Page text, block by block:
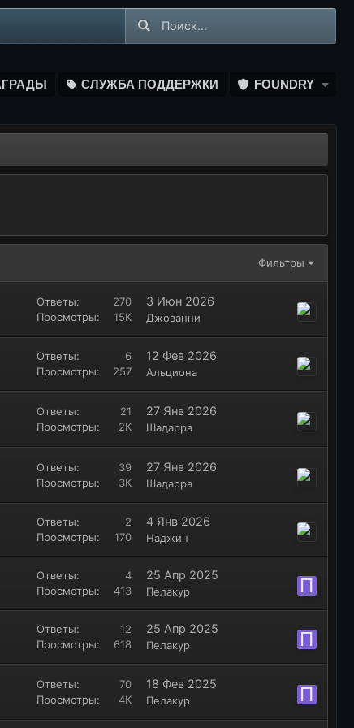
СЛУЖБА ПОДДЕРЖКИ FOUNDRY
Фильтры
Ответы
270
Просмотры
15K
3 Июн 2026
Джованни
Ответы
6
Просмотры
257
12 Фев 2026
Альциона
Ответы
21
Просмотры
2K
27 Янв 2026
Шадарра
Ответы
39
Просмотры
3K
27 Янв 2026
Шадарра
Ответы
2
Просмотры
170
4 Янв 2026
Наджин
Ответы
4
Просмотры
413
25 Апр 2025
Пелакур П
Ответы
12
Просмотры
618
25 Апр 2025
Пелакур П
Ответы
70
Просмотры
4K
18 Фев 2025
Пелакур П